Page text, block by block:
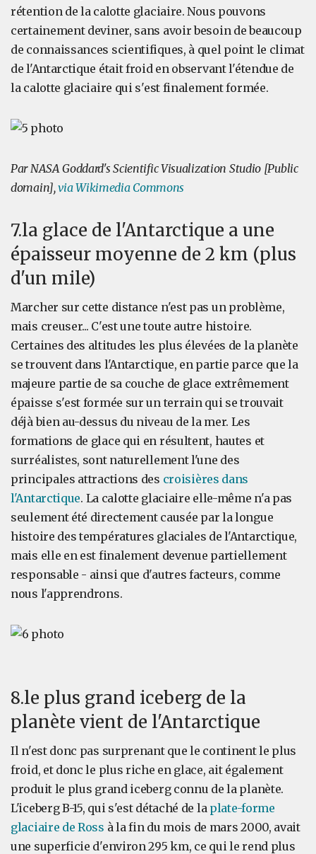
rétention de la calotte glaciaire. Nous pouvons
certainement deviner, sans avoir besoin de beaucoup
de connaissances scientifiques, à quel point le climat
de l'Antarctique était froid en observant l'étendue de
la calotte glaciaire qui s'est finalement formée.
Par NASA Goddard's Scientific Visualization Studio [Public
domain],via Wikimedia Commons
7.la glace de l'Antarctique a une
épaisseur moyenne de 2 km (plus
d'un mile)
Marcher sur cette distance n'est pas un problème,
mais creuser... C'est une toute autre histoire.
Certaines des altitudes les plus élevées de la planète
se trouvent dans l'Antarctique, en partie parce que la
majeure partie de sa couche de glace extrêmement
épaisse s'est formée sur un terrain qui se trouvait
déjà bien au-dessus du niveau de la mer. Les
formations de glace qui en résultent, hautes et
surréalistes, sont naturellement l'une des
principales attractions des croisières dans
l'Antarctique. La calotte glaciaire elle-même n'a pas
seulement été directement causée par la longue
histoire des températures glaciales de l'Antarctique,
mais elle en est finalement devenue partiellement
responsable - ainsi que d'autres facteurs, comme
nous l'apprendrons.
8.le plus grand iceberg de la
planète vient de l'Antarctique
Il n'est donc pas surprenant que le continent le plus
froid, et donc le plus riche en glace, ait également
produit le plus grand iceberg connu de la planète.
L'iceberg B-15, qui s'est détaché de la plate-forme
glaciaire de Ross à la fin du mois de mars 2000, avait
une superficie d'environ 295 km, ce qui le rend plus